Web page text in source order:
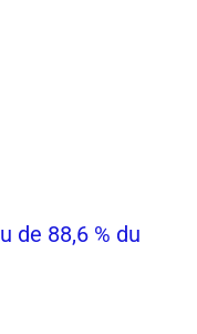
de 88,6 % du